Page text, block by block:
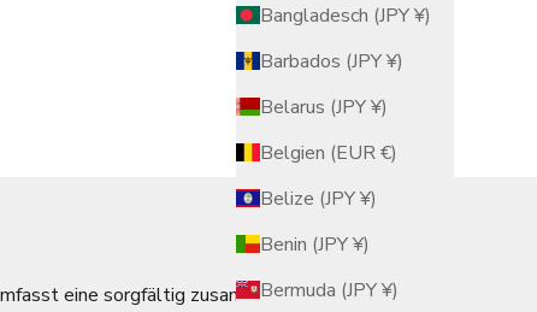
Bangladesch (JPY ¥)
Barbados (JPY ¥)
Belarus (JPY ¥)
Belgien (EUR €)
Belize (JPY ¥)
Benin (JPY ¥)
Bermuda (JPY ¥)
eine sorgfältig zusammengestellte Auswahl